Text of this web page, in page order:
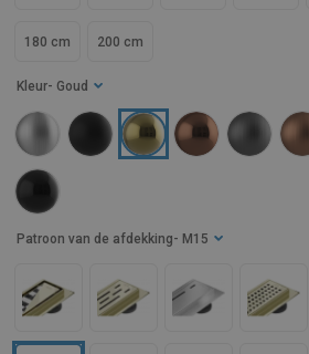
180 cm 200 cm
Kleur - Goud
Patroon van de afdekking - M15